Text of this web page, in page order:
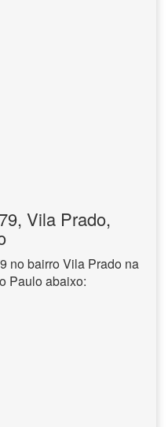
Vila Prado,
no bairro Vila Prado na
Paulo abaixo: